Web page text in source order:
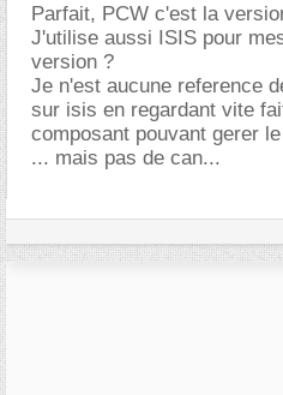
Parfait, PCW c'est la
J'utilise aussi ISIS pour
version ?
Je n'est aucune reference
sur isis en regardant vite
composant pouvant gerer
... mais pas de can...